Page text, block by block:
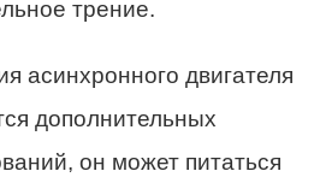
трение.
асинхронного двигателя
дополнительных
он может питаться